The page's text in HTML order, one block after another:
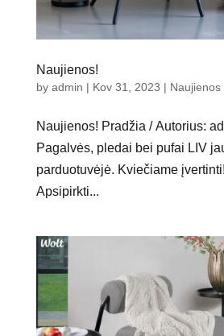
Naujienos!
by admin | Kov 31, 2023 | Naujienos
Naujienos! Pradžia / Autorius:
Pagalvės, pledai bei pufai LIV
parduotuvėjė. Kviečiame
Apsipirkti...